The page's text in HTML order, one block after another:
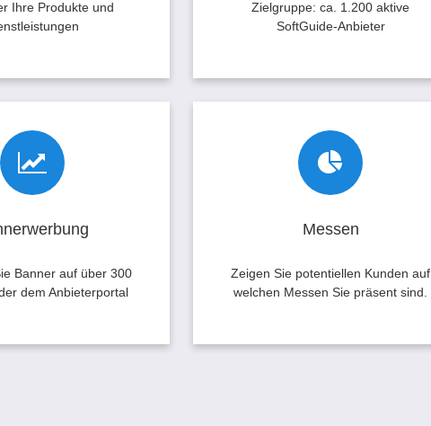
Ihre Produkte und
eintragen
Zielgruppe: ca. 1.200 aktive
SoftGuide-Anbieter
Banner auf über 300
dem Anbieterportal
in "Ihrer"
ohne Streuverlust!
erreichen Sie gezielt
Messen
Zeigen Sie potentiellen Kunden auf
welchen Messen Sie präsent sind.
Messen
Nutzen Sie Messen für Ihre
über SoftGuide potentielle